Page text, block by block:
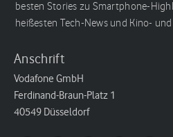
besten Stories zu Smartphone-
heißesten Tech-News und Kino-
Anschrift
Vodafone GmbH
Ferdinand-Braun-Platz 1
40549 Düsseldorf